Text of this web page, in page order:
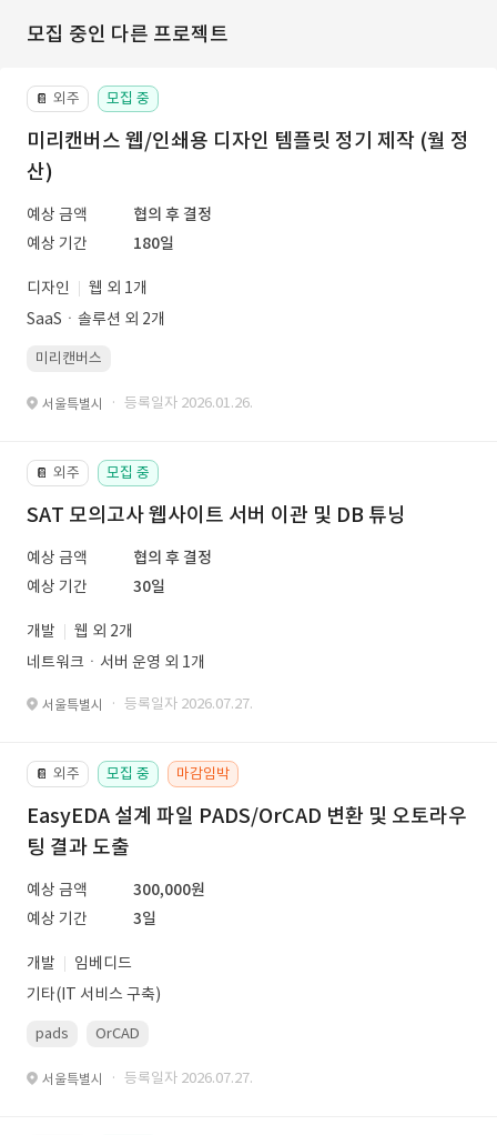
모집 중인 다른 프로젝트
📔 외주 모집 중
미리캔버스 웹/인쇄용 디자인 템플릿 정기 제작 (월 정
산)
예상 금액
협의 후 결정
예상 기간
180일
디자인
웹 외 1개
SaaSㆍ솔루션 외 2개
미리캔버스
서울특별시 · 등록일자 2026.01.26.
📔 외주 모집 중
SAT 모의고사 웹사이트 서버 이관 및 DB 튜닝
예상 금액
협의 후 결정
예상 기간
30일
개발
웹 외 2개
네트워크ㆍ서버 운영 외 1개
서울특별시 · 등록일자 2026.07.27.
📔 외주 모집 중 마감임박
EasyEDA 설계 파일 PADS/OrCAD 변환 및 오토라우
팅 결과 도출
예상 금액
300,000원
예상 기간
3일
개발
임베디드
기타(IT 서비스 구축)
pads OrCAD
서울특별시 · 등록일자 2026.07.27.